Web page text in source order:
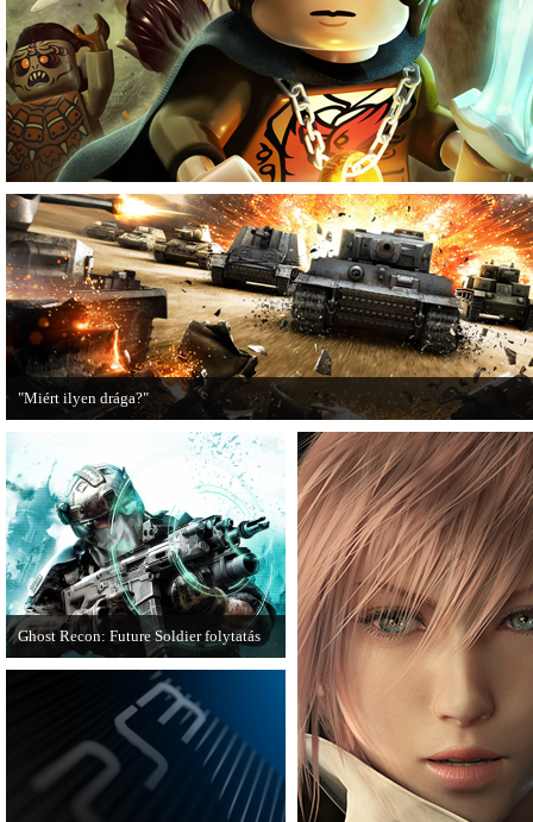
"Miért ilyen drága?"
A PC Guru utánajárt, miért kerülnek olyan sokba a AAA-kategóriás
Ghost Recon: Future Soldier folytatás
Több jel is utal arra, hogy készülőben
van a Ghost Recon: Future Soldier
következő epizódja.